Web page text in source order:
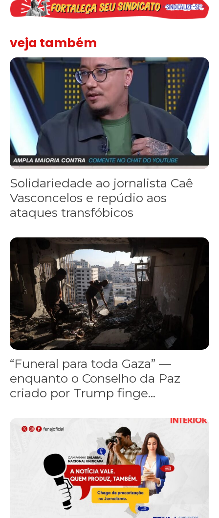
veja também
Solidariedade ao jornalista Caê Vasconcelos e repúdio aos
Solidariedade ao jornalista Caê
Vasconcelos e repúdio aos
ataques transfóbicos
“Funeral para toda Gaza” — enquanto o Conselho da Paz
“Funeral para toda Gaza” —
enquanto o Conselho da Paz
criado por Trump finge...
Assinada nova CCT de jornais e revistas do interior